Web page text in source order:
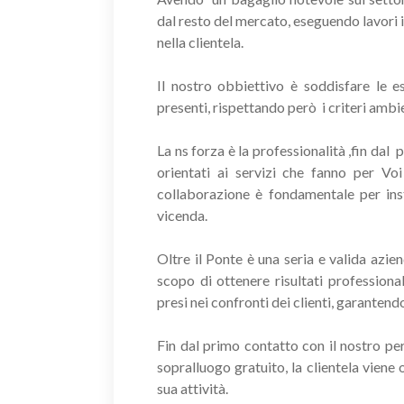
dal resto del mercato, eseguendo
nella clientela.
Il nostro obbiettivo è soddisfare le
presenti, rispettando però i criteri
La ns forza è la professionalità ,fin dal
orientati ai servizi che fanno per Voi
collaborazione è fondamentale per
vicenda.
Oltre il Ponte è una seria e valida
scopo di ottenere risultati
presi nei confronti dei clienti,
Fin dal primo contatto con il nostro
sopralluogo gratuito, la clientela viene
sua attività.